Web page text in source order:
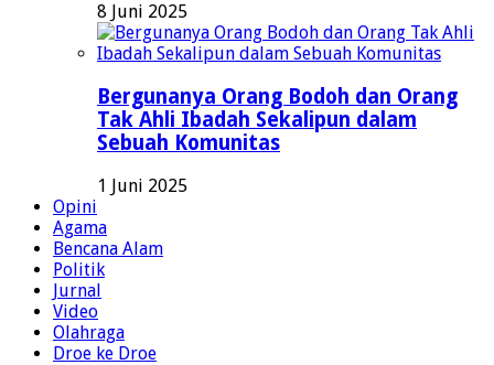
8 Juni 2025
Bergunanya Orang Bodoh dan Orang
Tak Ahli Ibadah Sekalipun dalam
Sebuah Komunitas
1 Juni 2025
Opini
Agama
Bencana Alam
Politik
Jurnal
Video
Olahraga
Droe ke Droe